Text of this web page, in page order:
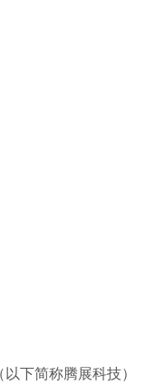
下简称腾展科技）